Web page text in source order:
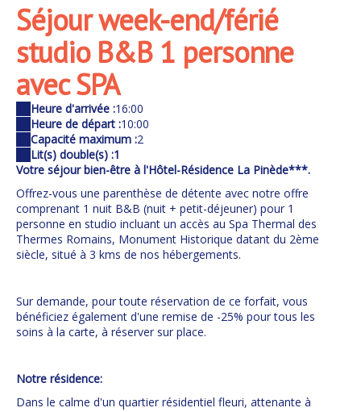
Séjour week-end/férié
studio B&B 1 personne
avec SPA
Heure d'arrivée :16:00
Heure de départ :10:00
Capacité maximum :2
Lit(s) double(s) :1
Votre séjour bien-être à l'Hôtel-Résidence La Pinède***.
Offrez-vous une parenthèse de détente avec notre offre
comprenant 1 nuit B&B (nuit + petit-déjeuner) pour 1
personne en studio incluant un accès au Spa Thermal des
Thermes Romains, Monument Historique datant du 2ème
siècle, situé à 3 kms de nos hébergements.
Sur demande, pour toute réservation de ce forfait, vous
bénéficiez également d'une remise de -25% pour tous les
soins à la carte, à réserver sur place.
Notre résidence:
Dans le calme d'un quartier résidentiel fleuri, attenante à